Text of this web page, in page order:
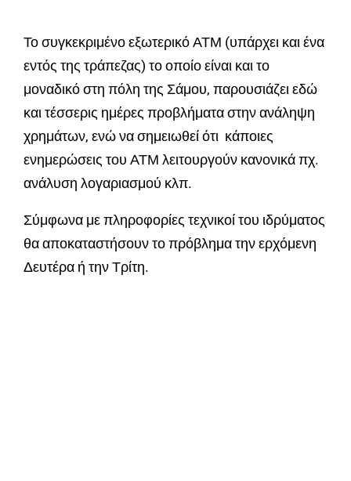
Το συγκεκριμένο εξωτερικό ΑΤΜ (υπάρχει και ένα
εντός της τράπεζας) το οποίο είναι και το
μοναδικό στη πόλη της Σάμου, παρουσιάζει εδώ
και τέσσερις ημέρες προβλήματα στην ανάληψη
χρημάτων, ενώ να σημειωθεί ότι κάποιες
ενημερώσεις του ΑΤΜ λειτουργούν κανονικά πχ.
ανάλυση λογαριασμού κλπ.
Σύμφωνα με πληροφορίες τεχνικοί του ιδρύματος
θα αποκαταστήσουν το πρόβλημα την ερχόμενη
Δευτέρα ή την Τρίτη.